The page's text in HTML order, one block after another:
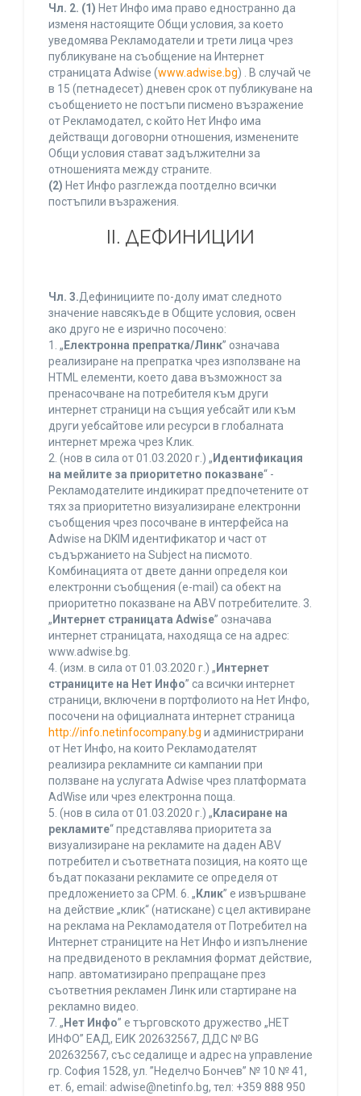
Чл. 2. (1) Нет Инфо има право едностранно да
изменя настоящите Общи условия, за което
уведомява Рекламодатели и трети лица чрез
публикуване на съобщение на Интернет
страницата Adwise (www.adwise.bg) . В случай че
в 15 (петнадесет) дневен срок от публикуване на
съобщението не постъпи писмено възражение
от Рекламодател, с който Нет Инфо има
действащи договорни отношения, изменените
Общи условия стават задължителни за
отношенията между страните.
(2) Нет Инфо разглежда поотделно всички
постъпили възражения.
ІІ. ДЕФИНИЦИИ
Чл. 3.Дефинициите по-долу имат следното
значение навсякъде в Общите условия, освен
ако друго не е изрично посочено:
1. „ Електронна препратка/Линк” означава
реализиране на препратка чрез използване на
HTML елементи, което дава възможност за
пренасочване на потребителя към други
интернет страници на същия уебсайт или към
други уебсайтове или ресурси в глобалната
интернет мрежа чрез Клик.
2. (нов в сила от 01.03.2020 г.) „ Идентификация
на мейлите за приоритетно показване“ -
Рекламодателите индикират предпочетените от
тях за приоритетно визуализиране електронни
съобщения чрез посочване в интерфейса на
Adwise на DKIM идентификатор и част от
съдържанието на Subject на писмото.
Комбинацията от двете данни определя кои
електронни съобщения (e-mail) са обект на
приоритетно показване на ABV потребителите. 3.
„ Интернет страницата Adwise” означава
интернет страницата, находяща се на адрес:
www.adwise.bg.
4. (изм. в сила от 01.03.2020 г.) „ Интернет
страниците на Нет Инфо” са всички интернет
страници, включени в портфолиото на Нет Инфо,
посочени на официалната интернет страница
http://info.netinfocompany.bg и администрирани
от Нет Инфо, на които Рекламодателят
реализира рекламните си кампании при
ползване на услугата Adwise чрез платформата
AdWise или чрез електронна поща.
5. (нов в сила от 01.03.2020 г.) „ Класиране на
рекламите“ представлява приоритета за
визуализиране на рекламите на даден ABV
потребител и съответната позиция, на която ще
бъдат показани рекламите се определя от
предложението за CPM. 6. „ Клик” е извършване
на действие „клик“ (натискане) с цел активиране
на реклама на Рекламодателя от Потребител на
Интернет страниците на Нет Инфо и изпълнение
на предвиденото в рекламния формат действие,
напр. автоматизирано препращане през
съответния рекламен Линк или стартиране на
рекламно видео.
7. „ Нет Инфо” е търговското дружество „НЕТ
ИНФО” ЕАД, ЕИК 202632567, ДДС № BG
202632567, със седалище и адрес на управление
гр. София 1528, ул. ”Неделчо Бончев” № 10 № 41,
ет. 6, еmail: adwise@netinfo.bg, тел: +359 888 950